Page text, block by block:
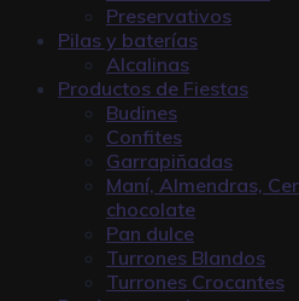
Preservativos
Pilas y baterías
Alcalinas
Productos de Fiestas
Budines
Confites
Garrapiñadas
Maní, Almendras,
chocolate
Pan dulce
Turrones Blandos
Turrones Crocantes